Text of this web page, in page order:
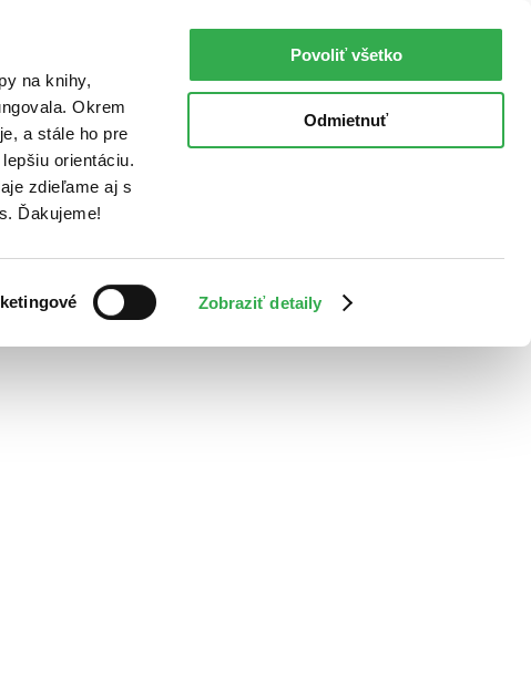
na knihy,
Okrem
a stále ho pre
orientáciu.
zdieľame aj s
Ďakujeme!
Zobraziť detaily
Povoliť všetko
Odmietnuť